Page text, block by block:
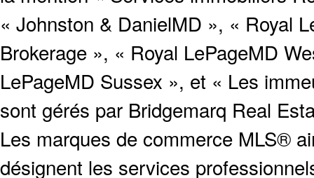
« Johnston & DanielMD », « Royal
Brokerage », « Royal LePageMD
LePageMD Sussex », et « Les
sont gérés par Bridgemarq Real
Les marques de commerce MLS®
désignent les services